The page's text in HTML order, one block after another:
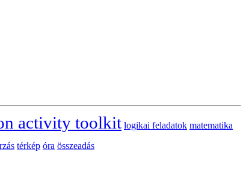
activity toolkit logikai feladatok matematika
térkép óra összeadás